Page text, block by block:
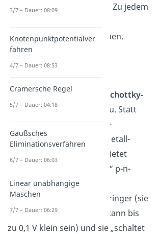
wichtigsten Dioden-Typen. Zu jedem
entsprechende Schaltzeichen.
Schottky-Dioden
Die Besonderheit bei der
Schottky-
Diodeliegt in ihrem Aufbau. Statt
einen Halbleiter-Halbleiter-
Übergang hast du einen Metall-
Halbleiter-Übergang. Sie bietet
gegenüber der „normalen“ p-n-
Diode zwei Vorteile: Die
Durchlassspannung ist geringer (sie
beträgt in etwa 0,4 V und kann bis
zu 0,1 V klein sein) und sie „schaltet
3/7 – Dauer: 08:09
Knotenpunktpotentialver
fahren
4/7 – Dauer: 08:53
Cramersche Regel
5/7 – Dauer: 04:18
Gaußsches
Eliminationsverfahren
6/7 – Dauer: 06:03
Linear unabhängige
Maschen
7/7 – Dauer: 06:29